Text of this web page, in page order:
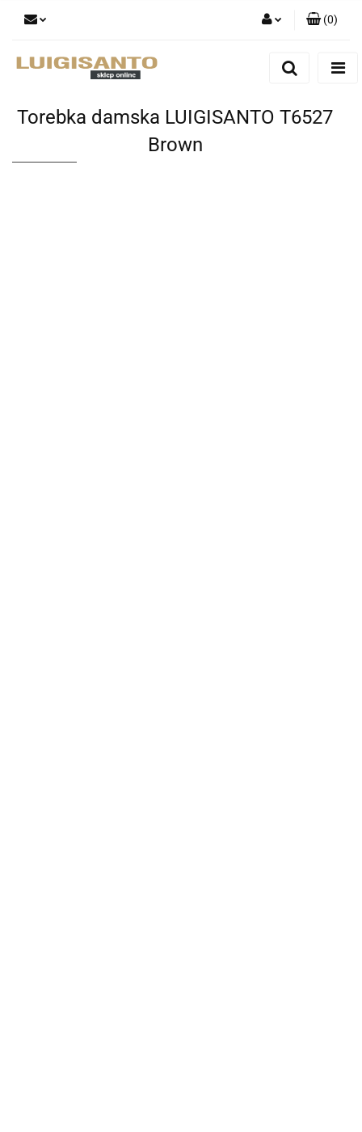
Dodaj zgłoszenie
(0)
Torebka damska LUIGISANTO T6527
Brown